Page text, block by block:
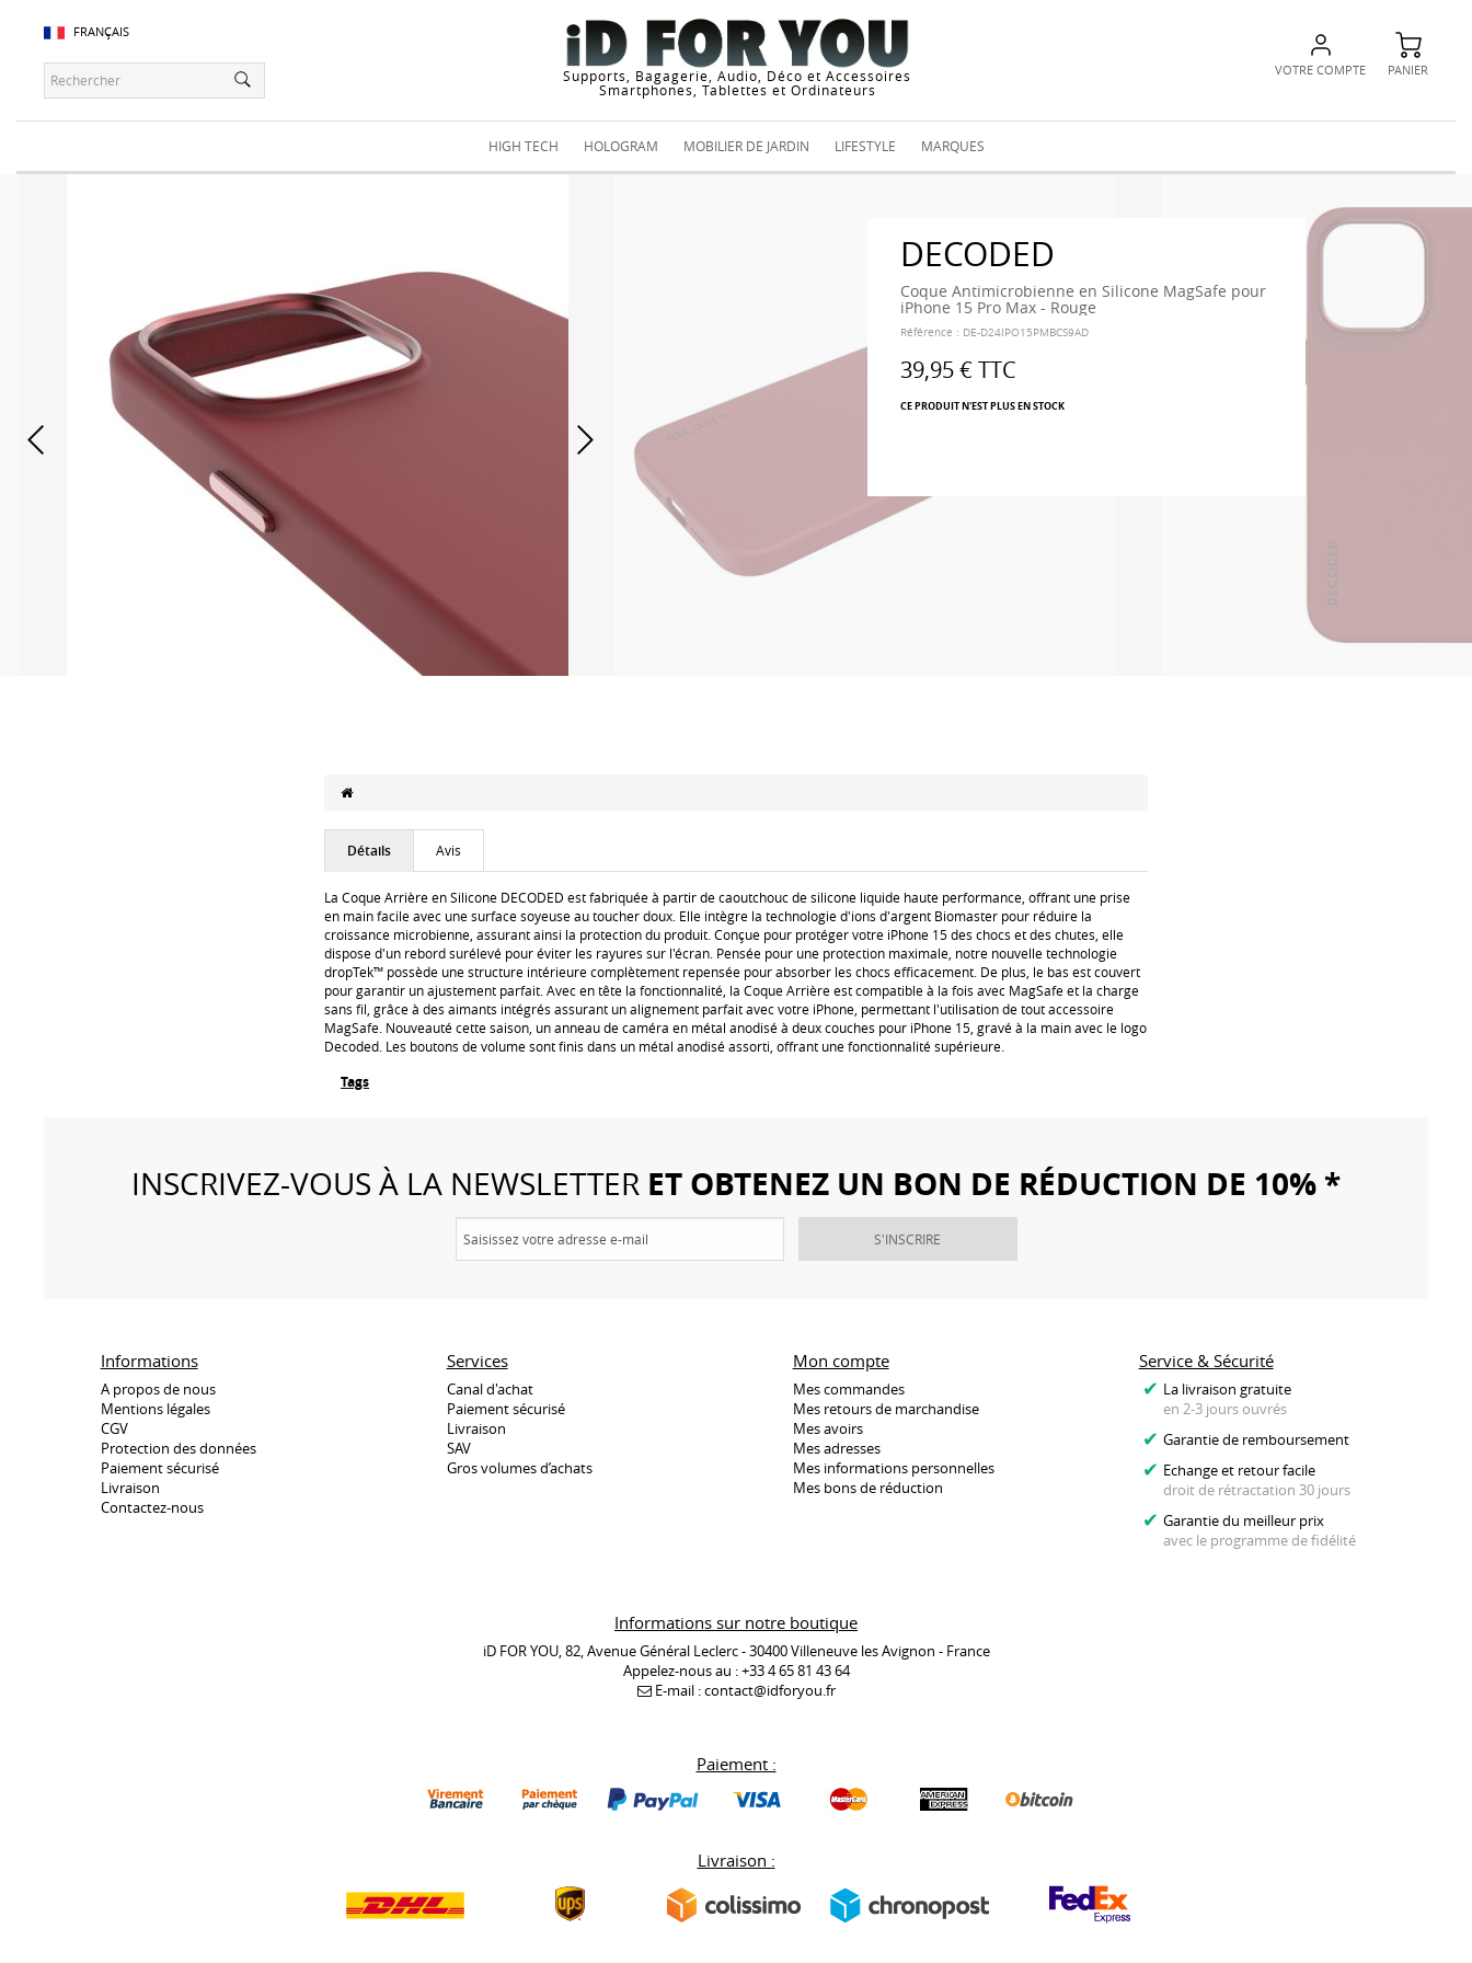
FRANÇAIS
Supports, Bagagerie, Audio, Déco et Accessoires
Smartphones, Tablettes et Ordinateurs
VOTRE COMPTE PANIER
HIGH TECH HOLOGRAM MOBILIER DE JARDIN LIFESTYLE MARQUES
DECODED
Coque Antimicrobienne en Silicone MagSafe pour
iPhone 15 Pro Max - Rouge
Référence : DE-D24IPO15PMBCS9AD
39,95 € TTC
CE PRODUIT N'EST PLUS EN STOCK
Détails Avis
La Coque Arrière en Silicone DECODED est fabriquée à partir de caoutchouc de silicone liquide haute performance, offrant une prise
en main facile avec une surface soyeuse au toucher doux. Elle intègre la technologie d'ions d'argent Biomaster pour réduire la
croissance microbienne, assurant ainsi la protection du produit. Conçue pour protéger votre iPhone 15 des chocs et des chutes, elle
dispose d'un rebord surélevé pour éviter les rayures sur l'écran. Pensée pour une protection maximale, notre nouvelle technologie
dropTek™ possède une structure intérieure complètement repensée pour absorber les chocs efficacement. De plus, le bas est couvert
pour garantir un ajustement parfait. Avec en tête la fonctionnalité, la Coque Arrière est compatible à la fois avec MagSafe et la charge
sans fil, grâce à des aimants intégrés assurant un alignement parfait avec votre iPhone, permettant l'utilisation de tout accessoire
MagSafe. Nouveauté cette saison, un anneau de caméra en métal anodisé à deux couches pour iPhone 15, gravé à la main avec le logo
Decoded. Les boutons de volume sont finis dans un métal anodisé assorti, offrant une fonctionnalité supérieure.
Tags
INSCRIVEZ-VOUS À LA NEWSLETTER ET OBTENEZ UN BON DE RÉDUCTION DE 10% *
S'INSCRIRE
Informations
A propos de nous
Mentions légales
CGV
Protection des données
Paiement sécurisé
Livraison
Contactez-nous
Services
Canal d'achat
Paiement sécurisé
Livraison
SAV
Gros volumes d’achats
Service & Sécurité
La livraison gratuite
en 2-3 jours ouvrés
Garantie de remboursement
Echange et retour facile
droit de rétractation 30 jours
Garantie du meilleur prix
avec le programme de fidélité
Mon compte
Mes commandes
Mes retours de marchandise
Mes avoirs
Mes adresses
Mes informations personnelles
Mes bons de réduction
Informations sur notre boutique
iD FOR YOU, 82, Avenue Général Leclerc - 30400 Villeneuve les Avignon - France
Appelez-nous au :+33 4 65 81 43 64
E-mail :contact@idforyou.fr
Paiement :
Livraison :